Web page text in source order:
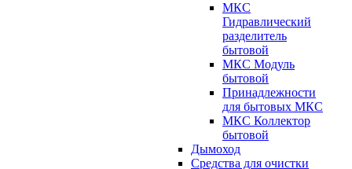
МКС
Гидравлический
разделитель
бытовой
МКС Модуль
бытовой
Принадлежности
для бытовых МКС
МКС Коллектор
бытовой
Дымоход
Средства для очистки